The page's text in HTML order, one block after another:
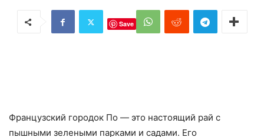
Save
Французский городок По — это настоящий рай с
пышными зелеными парками и садами. Его